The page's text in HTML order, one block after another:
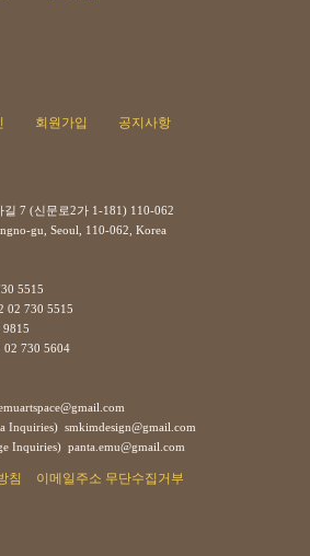
회원가입 공지사항
7 (신문로2가 1-181) 110-062
gu, Seoul, 110-062, Korea
5515
02 730 5515
9815
02 730 5604
Inquiries) smkimdesign@gmail.com
Inquiries) panta.emu@gmail.com
침
이메일주소 무단수집거부